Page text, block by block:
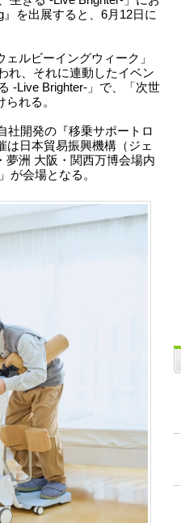
を出展すると、6月12日に
ルビーイングウィーク」
れ、それに連動したイベン
-Live Brighter-」で、「次世
れる。
社開発の『移乗サポートロ
は日本貿易振興機構（ジェ
夢洲 大阪・関西万博会場内
が会場となる。